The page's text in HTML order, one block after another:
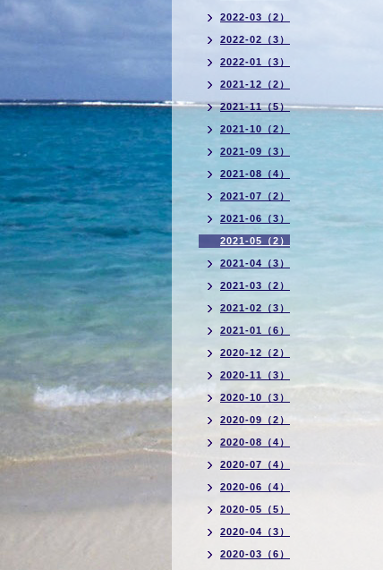
2022-03（2）
2022-02（3）
2022-01（3）
2021-12（2）
2021-11（5）
2021-10（2）
2021-09（3）
2021-08（4）
2021-07（2）
2021-06（3）
2021-05（2）
2021-04（3）
2021-03（2）
2021-02（3）
2021-01（6）
2020-12（2）
2020-11（3）
2020-10（3）
2020-09（2）
2020-08（4）
2020-07（4）
2020-06（4）
2020-05（5）
2020-04（3）
2020-03（6）